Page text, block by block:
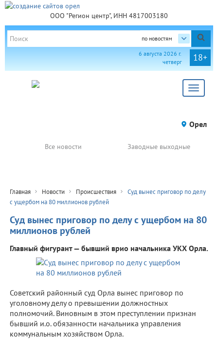
ООО "Регион центр", ИНН 4817003180
по новостям
18+
6 августа 2026 г.
четверг
Toggle
Орел
Все новости Заводные выходные
Главная Новости Происшествия
Суд вынес приговор по делу
с ущербом на 80 миллионов рублей
Суд вынес приговор по делу с ущербом на 80
миллионов рублей
Главный фигурант — бывший врио начальника УКХ Орла.
Советский районный суд Орла вынес приговор по
уголовному делу о превышении должностных
полномочий. Виновным в этом преступлении признан
бывший и.о. обязанности начальника управления
коммунальным хозяйством Орла.